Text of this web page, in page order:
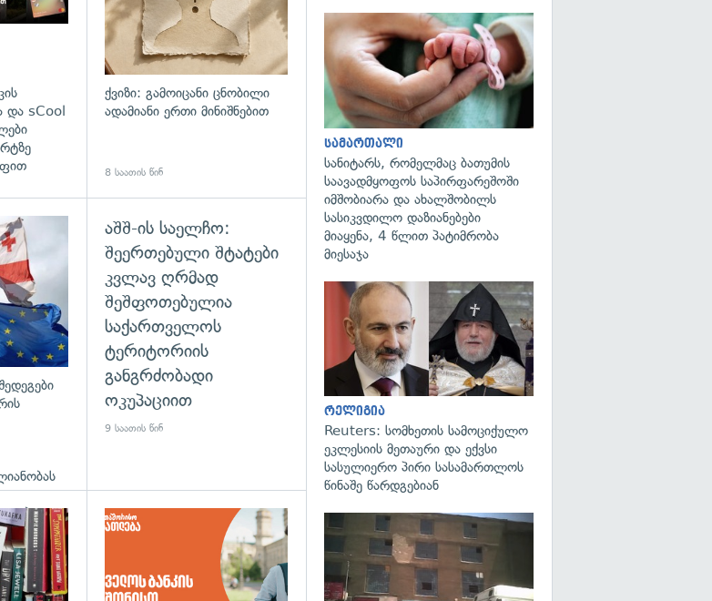
და sCool
ქვიზი: გამოიცანი ცნობილი
ადამიანი ერთი მინიშნებით
8 საათის წინ
გადახედვა
აშშ-ის საელჩო:
შეერთებული შტატები
კვლავ ღრმად
შეშფოთებულია
საქართველოს
ტერიტორიის
განგრძობადი
ოკუპაციით
9 საათის წინ
გადახედვა
სამართალი
სანიტარს, რომელმაც ბათუმის
საავადმყოფოს საპირფარეშოში
იმშობიარა და ახალშობილს
სასიკვდილო დაზიანებები
მიაყენა, 4 წლით პატიმრობა
მიესაჯა
რელიგია
Reuters: სომხეთის სამოციქულო
ეკლესიის მეთაური და ექვსი
სასულიერო პირი სასამართლოს
წინაშე წარდგებიან